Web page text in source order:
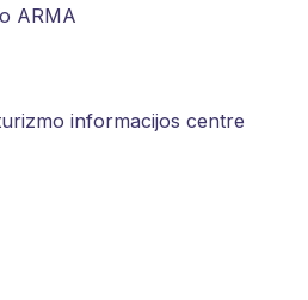
ARMA
informacijos centre